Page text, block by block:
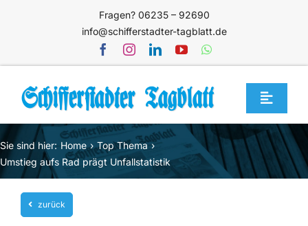
Fragen? 06235 – 92690
info@schifferstadter-tagblatt.de
Toggle
Home
Themen
Blog
Unternehmen
Sie sind hier: Home
Top Thema
Umstieg aufs Rad prägt Unfallstatistik
zurück